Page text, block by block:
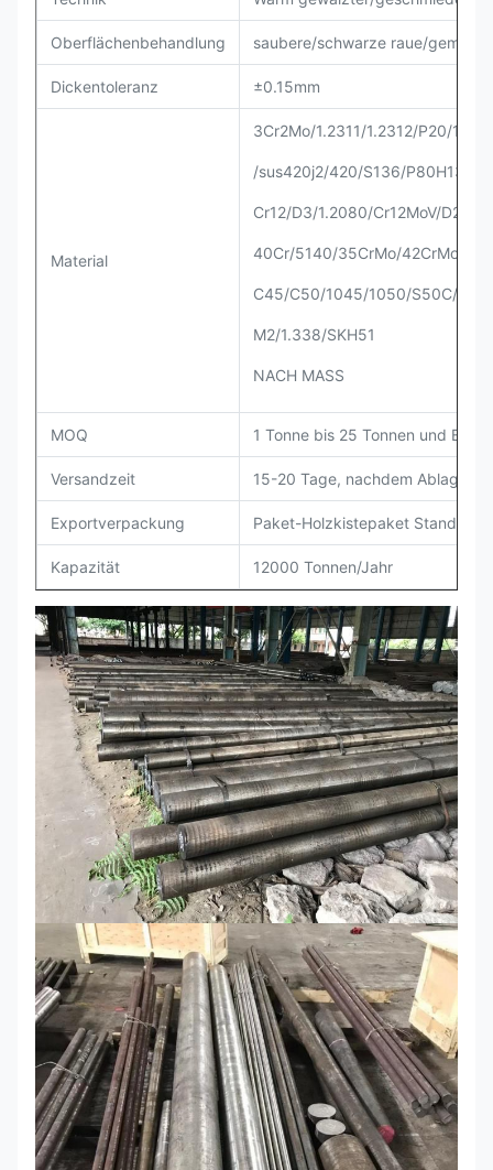
Oberflächenbehandlung saubere/schwarze raue/
Dickentoleranz ±0.15mm
Material
3Cr2Mo/1.2311/1.2312/P20/
/sus420j2/420/S136/P80H13/
Cr12/D3/1.2080/Cr12MoV/D2/
40Cr/5140/35CrMo/42CrMo/
C45/C50/1045/1050/S50C/
M2/1.338/SKH51
NACH MASS
MOQ 1 Tonne bis 25 Tonnen und
Versandzeit 15-20 Tage, nachdem
Exportverpackung Paket-Holzkistepaket Standrad-
Kapazität 12000 Tonnen/Jahr